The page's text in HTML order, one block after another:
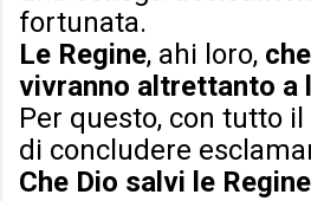
fortunata.
Le Regine, ahi loro,
vivranno altrettanto a
Per questo, con tutto
di concludere
Che Dio salvi le Regine